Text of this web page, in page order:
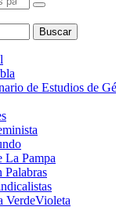
Buscar
de Estudios de
La Pampa
Palabras
VerdeVioleta